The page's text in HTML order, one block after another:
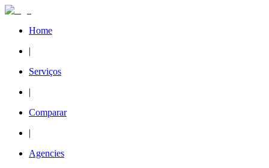
Home
|
Serviços
|
Comparar
|
Agencies